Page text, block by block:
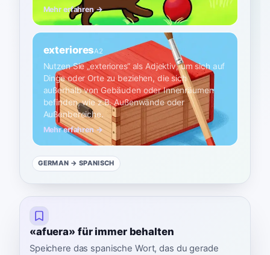
Mehr erfahren →
exterioresA2
Nutzen Sie „exteriores“ als Adjektiv, um sich auf
Dinge oder Orte zu beziehen, die sich
außerhalb von Gebäuden oder Innenräumen
befinden, wie z.B. Außenwände oder
Außenbereiche.
Mehr erfahren →
GERMAN → SPANISCH
«afuera» für immer behalten
Speichere das spanische Wort, das du gerade